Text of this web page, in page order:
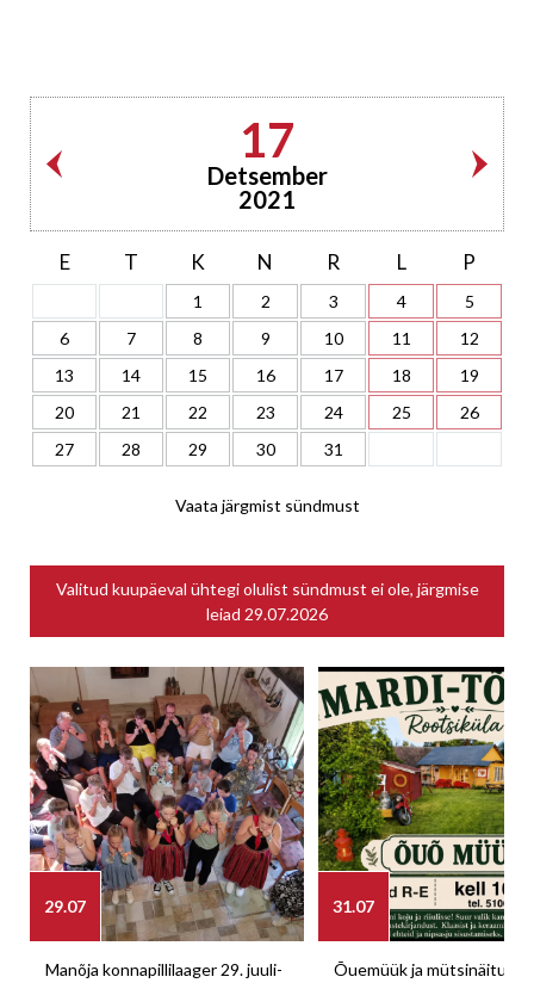
17
Detsember
2021
E T K N R L P
1 2 3 4
5
6
7 8 9 10 11
12
13
14 15 16 17 18
19
20
21 22 23 24 25
26
27
28 29 30 31
Vaata järgmist sündmust
Valitud kuupäeval ühtegi olulist sündmust ei ole, järgmise
leiad 29.07.2026
29.07
Manõja konnapillilaager 29. juuli-
31.07
Õuemüük ja mütsinäitus